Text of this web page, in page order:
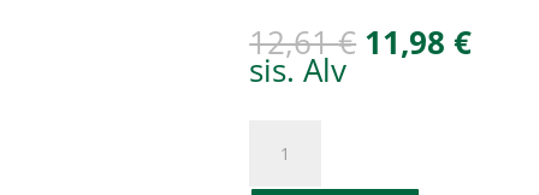
12,61€
hinta
11,98€
sis. Alv
Sport
Electrolytes